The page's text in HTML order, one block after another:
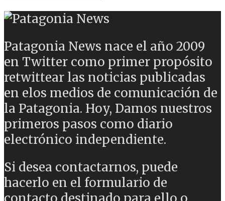
Patagonia News nace el año 2009
en Twitter como primer propósito
retwittear las noticias publicadas
en elos medios de comunicación de
la Patagonia. Hoy, Damos nuestros
primeros pasos como diario
electrónico independiente.
Si desea contactarnos, puede
hacerlo en el formulario de